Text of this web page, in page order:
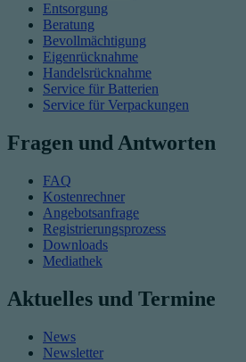
Entsorgung
Beratung
Bevollmächtigung
Eigenrücknahme
Handelsrücknahme
Service für Batterien
Service für Verpackungen
Fragen und Antworten
FAQ
Kostenrechner
Angebotsanfrage
Registrierungsprozess
Downloads
Mediathek
Aktuelles und Termine
News
Newsletter